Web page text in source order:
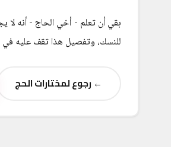
بقي أن تعلم - أخي الحاج - أنه لا
للنسك، وتفصيل هذا تقف عليه في
← رجوع لمختارات الحج